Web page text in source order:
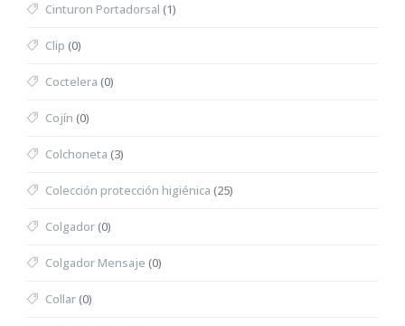
Cinturon Portadorsal (1)
Clip (0)
Coctelera (0)
Cojín (0)
Colchoneta (3)
Colección protección higiénica (25)
Colgador(0)
Colgador Mensaje (0)
Collar(0)